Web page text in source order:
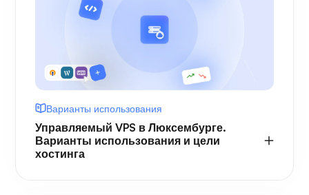
Варианты использования
Управляемый VPS в Люксембурге.
Варианты использования и цели
хостинга